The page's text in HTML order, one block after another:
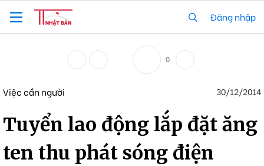
Đăng nhập
0
Việc cần người 30/12/2014
Tuyển lao động lắp đặt ăng
ten thu phát sóng điện